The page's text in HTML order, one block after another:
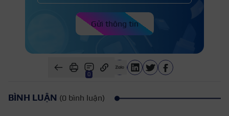
Gửi thông tin
0
BÌNH LUẬN (0 bình luận)